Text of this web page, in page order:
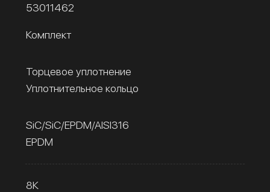
53011462
Комплект
Торцевое уплотнение
Уплотнительное кольцо
SiC/SiC/EPDM/AISI316
EPDM
8К